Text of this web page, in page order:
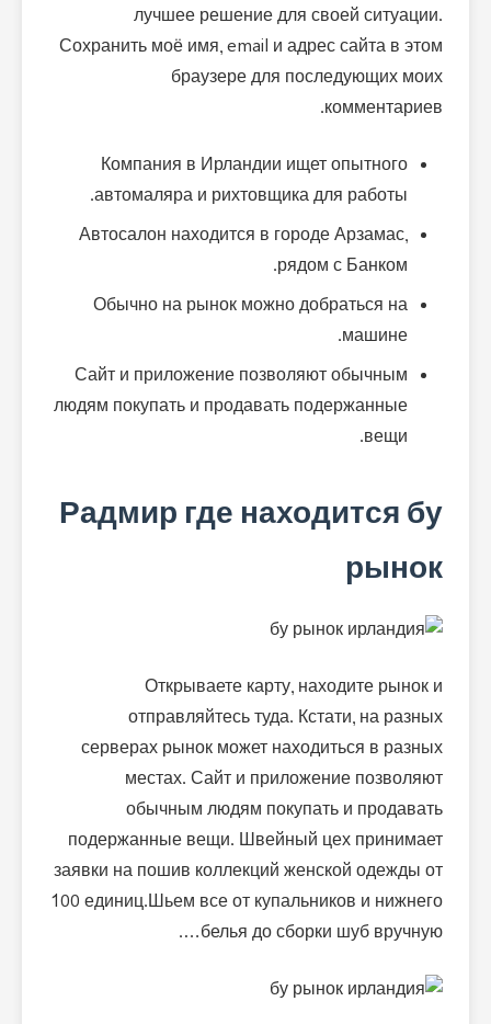
лучшее решение для своей ситуации.
Сохранить моё имя, email и адрес сайта в этом
браузере для последующих моих
комментариев.
Компания в Ирландии ищет опытного
автомаляра и рихтовщика для работы.
Автосалон находится в городе Арзамас,
рядом с Банком.
Обычно на рынок можно добраться на
машине.
Сайт и приложение позволяют обычным
людям покупать и продавать подержанные
вещи.
Радмир где находится бу
рынок
Открываете карту, находите рынок и
отправляйтесь туда. Кстати, на разных
серверах рынок может находиться в разных
местах. Сайт и приложение позволяют
обычным людям покупать и продавать
подержанные вещи. Швейный цех принимает
заявки на пошив коллекций женской одежды от
100 единиц.Шьем все от купальников и нижнего
белья до сборки шуб вручную….